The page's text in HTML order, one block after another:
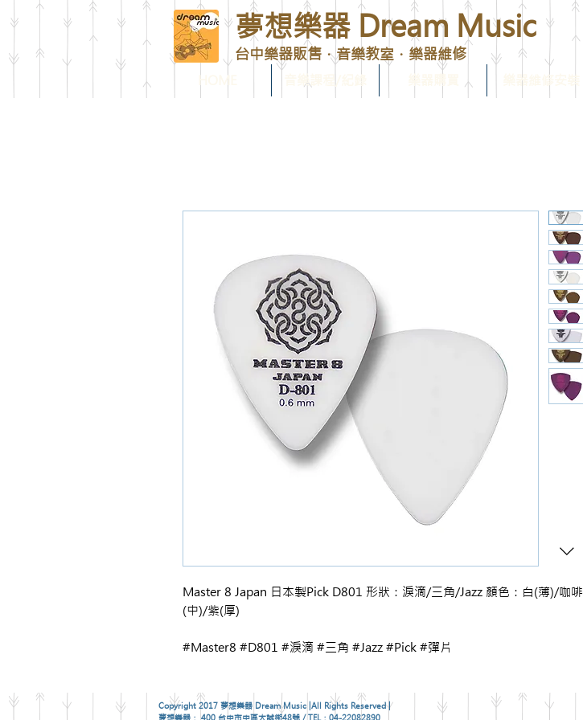
夢想樂器 Dream Music
台中樂器販售．音樂教室．樂器維修
音樂課程/紀錄 樂器購買 樂器維修安裝
Master 8 Japan 日本製Pick D801 形狀：淚滴/三角/Jazz 顏色：白(薄)/咖啡
(中)/紫(厚)
#Master8 #D801 #淚滴 #三角 #Jazz #Pick #彈片
Copyright 2017 夢想樂器 Dream Music |All Rights Reserved |